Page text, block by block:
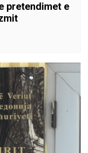
pretendimet e